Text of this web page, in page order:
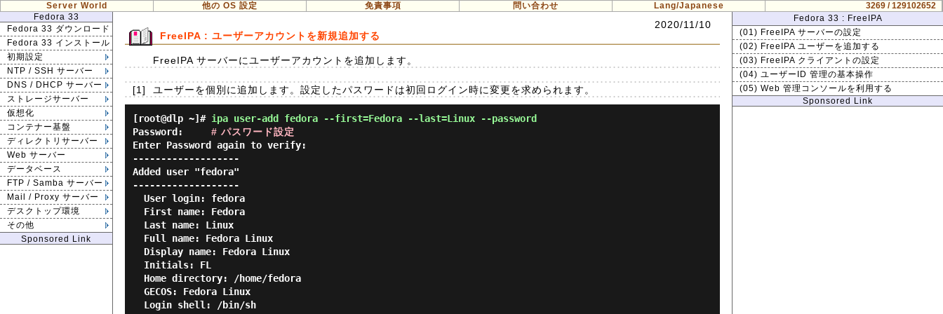
Server World 他の OS 設定 免責事項 問い合わせ Lang/Japanese
3269 / 129102652
Fedora 33
Fedora 33 ダウンロード
Fedora 33 インストール
初期設定
NTP / SSH サーバー
DNS / DHCP サーバー
ストレージサーバー
仮想化
コンテナー基盤
ディレクトリサーバー
Web サーバー
データベース
FTP / Samba サーバー
Mail / Proxy サーバー
デスクトップ環境
その他
Sponsored Link
FreeIPA : ユーザーアカウントを新規追加する
2020/11/10
FreeIPA サーバーにユーザーアカウントを追加します。
[1] ユーザーを個別に追加します。設定したパスワードは初回ログイン時に変更を求められます。
[root@dlp ~]# ipa user-add fedora --first=Fedora --last=Linux --password
Password: # パスワード設定
Enter Password again to verify:
-------------------
Added user "fedora"
-------------------
Fedora 33 : FreeIPA
(01) FreeIPA サーバーの設定
(02) FreeIPA ユーザーを追加する
(03) FreeIPA クライアントの設定
(04) ユーザーID 管理の基本操作
(05) Web 管理コンソールを利用する
Sponsored Link